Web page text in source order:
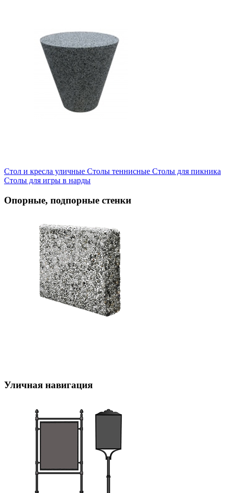
Стол и кресла уличные Cтолы теннисные Столы для пикника
Столы для игры в нарды
Опорные, подпорные стенки
Уличная навигация